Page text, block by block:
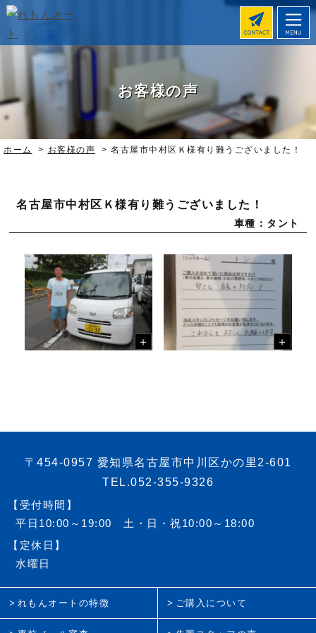
お客様の声
ホーム > お客様の声 > 名古屋市中村区Ｋ様有り難うございました！
名古屋市中村区Ｋ様有り難うございました！
車種：タント
〒454-0957 愛知県名古屋市中川区かの里2-601
TEL.052-355-9326
【受付時間】
平日10:00～19:00 土・日・祝10:00～18:00
【定休日】
水曜日
れもんオートの特徴 ご購入について